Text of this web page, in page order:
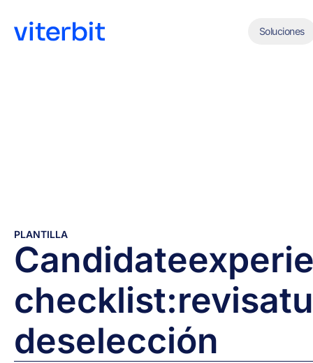
Soluciones
PLANTILLA
Candidate
checklist:revisatu
deselección